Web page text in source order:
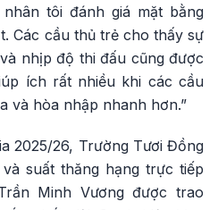
tôi đánh giá mặt bằng
Các cầu thủ trẻ cho thấy sự
nhịp độ thi đấu cũng được
ích rất nhiều khi các cầu
và hòa nhập nhanh hơn.”
2025/26, Trường Tươi Đồng
suất thăng hạng trực tiếp
Minh Vương được trao